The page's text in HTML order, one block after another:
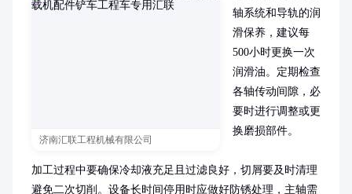
济南汇联工程机械有限公司
轴系统和导轨的润
滑保养，建议每
500小时更换一次
润滑油。定期检查
各轴传动间隙，必
要时进行调整或更
换磨损部件。
加工过程中要确保冷却液充足且过滤良好，切屑要及时清理
避免二次切削。设备长时间停用时应做好防锈处理，主轴需